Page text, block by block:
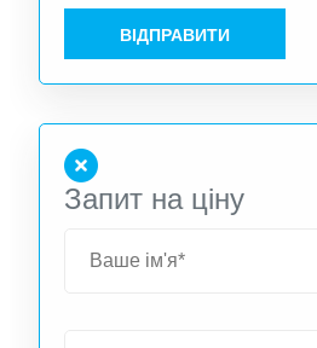
компоненти, екологічно чисті.
стандартами: пристрої
продуктивність та рівень
через спеціальний ВКЛ/
Кількість повітря, що
ВІДПРАВИТИ
Запит на ціну